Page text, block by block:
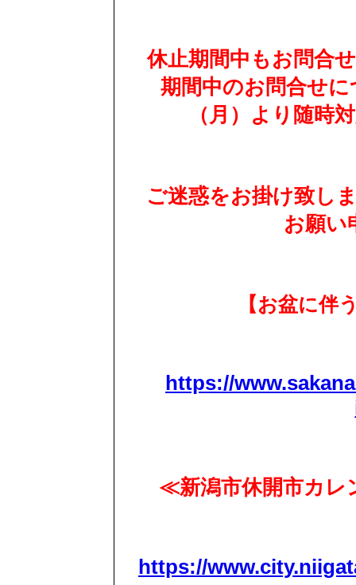
休止期間中もお問合
期間中のお問合せ
（月）より随時
ご迷惑をお掛け致し
お願い
【お盆に伴
https://
≪新潟市休開市カレ
https://